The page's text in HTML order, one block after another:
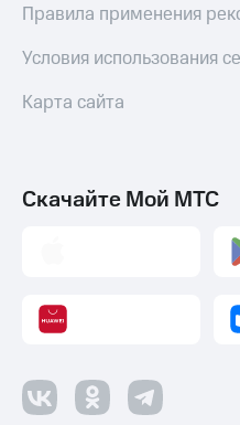
Правила применения
Условия использования
Карта сайта
Скачайте Мой МТС